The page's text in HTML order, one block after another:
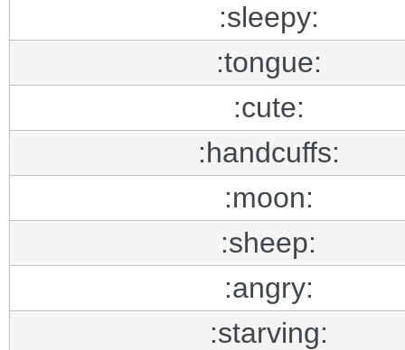
:sleepy:
:tongue:
:cute:
:handcuffs:
:moon:
:sheep:
:angry:
:starving: